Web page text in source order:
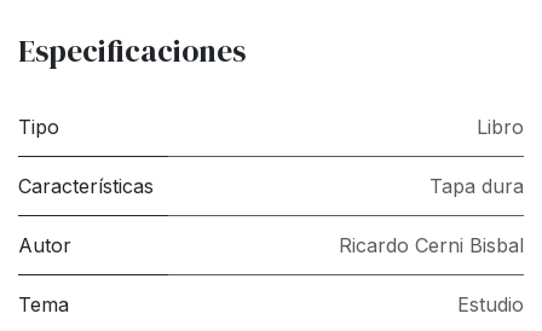
Especificaciones
Tipo Libro
Características Tapa dura
Autor Ricardo Cerni Bisbal
Tema Estudio